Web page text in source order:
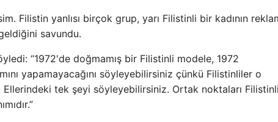
Filistin yanlısı birçok grup, yarı Filistinli bir kadının
savundu.
“1972'de doğmamış bir Filistinli modele, 1972
yapamayacağını söyleyebilirsiniz çünkü Filistinliler o
tek şeyi söyleyebilirsiniz. Ortak noktaları Filistinli